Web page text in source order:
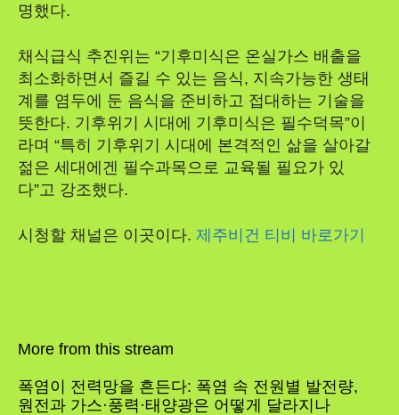
명했다.
채식급식 추진위는 “기후미식은 온실가스 배출을
최소화하면서 즐길 수 있는 음식, 지속가능한 생태
계를 염두에 둔 음식을 준비하고 접대하는 기술을
뜻한다. 기후위기 시대에 기후미식은 필수덕목”이
라며 “특히 기후위기 시대에 본격적인 삶을 살아갈
젊은 세대에겐 필수과목으로 교육될 필요가 있
다”고 강조했다.
시청할 채널은 이곳이다. 제주비건 티비 바로가기
More from this stream
폭염이 전력망을 흔든다: 폭염 속 전원별 발전량,
원전과 가스·풍력·태양광은 어떻게 달라지나